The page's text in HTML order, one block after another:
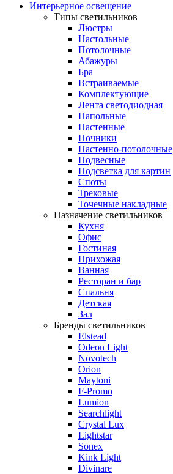
Интерьерное освещение
Типы светильников
Люстры
Настольные
Потолочные
Абажуры
Бра
Встраиваемые
Комплектующие
Лента светодиодная
Напольные
Настенные
Ночники
Настенно-потолочные
Подвесные
Подсветка для картин
Споты
Трековые
Точечные накладные
Назначение светильников
Кухня
Офис
Гостиная
Прихожая
Ванная
Ресторан и бар
Спальня
Детская
Зал
Бренды светильников
Elstead
Odeon Light
Novotech
Orion
Maytoni
F-Promo
Lumion
Searchlight
Crystal Lux
Lightstar
Sonex
Kink Light
Divinare